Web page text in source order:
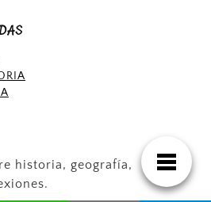
historia, geografía,